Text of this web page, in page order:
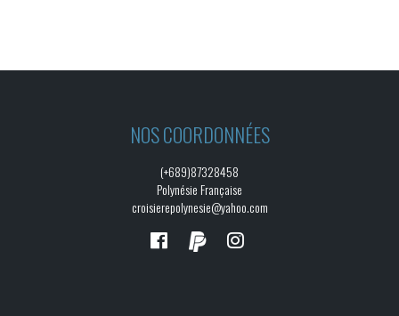
NOS COORDONNÉES
(+689)87328458
Polynésie Française
croisierepolynesie@yahoo.com